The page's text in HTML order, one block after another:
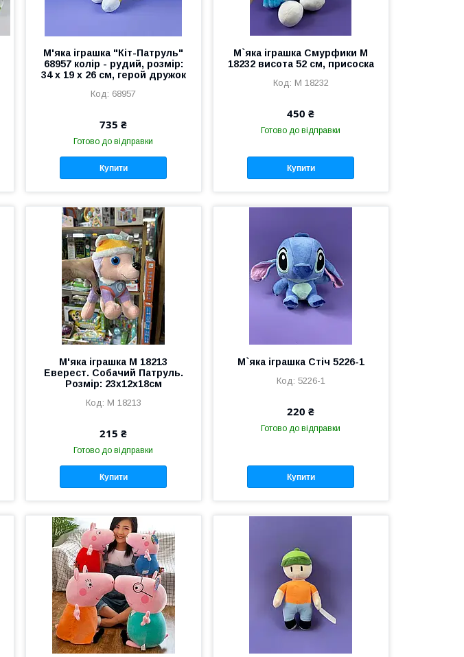
М'яка іграшка "Кіт-Патруль"
68957 колір - рудий, розмір:
34 х 19 х 26 см, герой дружок
68957
735 ₴
Готово до відправки
Купити
М`яка іграшка Смурфики M
18232 висота 52 см, присоска
M 18232
450 ₴
Готово до відправки
Купити
М'яка іграшка М 18213
Еверест. Собачий Патруль.
Розмір: 23х12х18см
М 18213
215 ₴
Готово до відправки
Купити
М`яка іграшка Стіч 5226-1
5226-1
220 ₴
Готово до відправки
Купити